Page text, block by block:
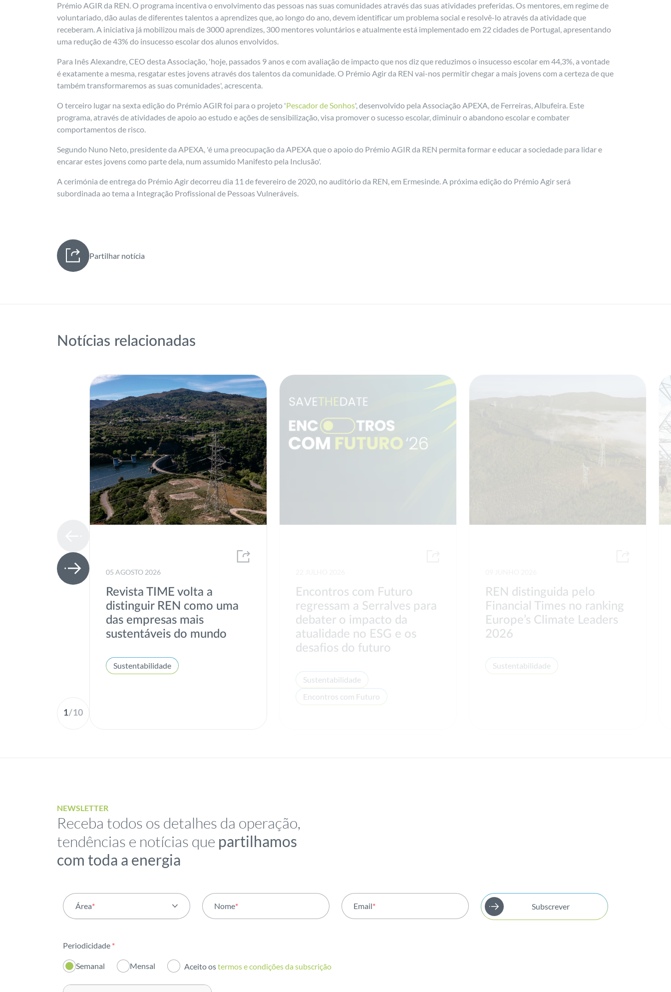
Prémio AGIR da REN. O programa incentiva o envolvimento das pessoas nas suas comunidades através das suas atividades preferidas. Os mentores, em regime de
voluntariado, dão aulas de diferentes talentos a aprendizes que, ao longo do ano, devem identificar um problema social e resolvê-lo através da atividade que
receberam. A iniciativa já mobilizou mais de 3000 aprendizes, 300 mentores voluntários e atualmente está implementado em 22 cidades de Portugal, apresentando
uma redução de 43% do insucesso escolar dos alunos envolvidos.
Para Inês Alexandre, CEO desta Associação, 'hoje, passados 9 anos e com avaliação de impacto que nos diz que reduzimos o insucesso escolar em 44,3%, a vontade
é exatamente a mesma, resgatar estes jovens através dos talentos da comunidade. O Prémio Agir da REN vai-nos permitir chegar a mais jovens com a certeza de que
também transformaremos as suas comunidades', acrescenta.
O terceiro lugar na sexta edição do Prémio AGIR foi para o projeto 'Pescador de Sonhos', desenvolvido pela Associação APEXA, de Ferreiras, Albufeira. Este
programa, através de atividades de apoio ao estudo e ações de sensibilização, visa promover o sucesso escolar, diminuir o abandono escolar e combater
comportamentos de risco.
Segundo Nuno Neto, presidente da APEXA, 'é uma preocupação da APEXA que o apoio do Prémio AGIR da REN permita formar e educar a sociedade para lidar e
encarar estes jovens como parte dela, num assumido Manifesto pela Inclusão'.
A cerimónia de entrega do Prémio Agir decorreu dia 11 de fevereiro de 2020, no auditório da REN, em Ermesinde. A próxima edição do Prémio Agir será
subordinada ao tema a Integração Profissional de Pessoas Vulneráveis.
Partilhar notícia
Notícias relacionadas
1/10
05 AGOSTO 2026
Revista TIME volta a
distinguir REN como uma
das empresas mais
sustentáveis do mundo
Sustentabilidade
Encontros com Futuro
regressam a Serralves para
debater o impacto da
atualidade no ESG e os
desafios do futuro
Sustentabilidade
Encontros com Futuro
REN distinguida pelo
Financial Times no ranking
Europe’s Climate Leaders
2026
Sustentabilidade
NEWSLETTER
Receba todos os detalhes da operação,
tendências e notícias que partilhamos
com toda a energia
Área*
Institucional
Nome* Email* Subscrever
Periodicidade *
Semanal Mensal Aceito ostermos e condições da subscrição